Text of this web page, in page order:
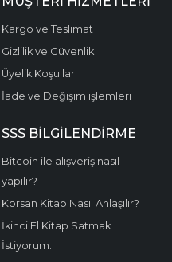
Kargo ve Teslimat
Gizlilik ve Güvenlik
Üyelik Koşulları
İade ve Değişim işlemleri
SSS BİLGİLENDİRME
Bitcoin ile alışveriş nasıl
yapılır?
Korsan Kitap Nasıl Anlaşılır?
İkinci El Kitap Satmak
İstiyorum.